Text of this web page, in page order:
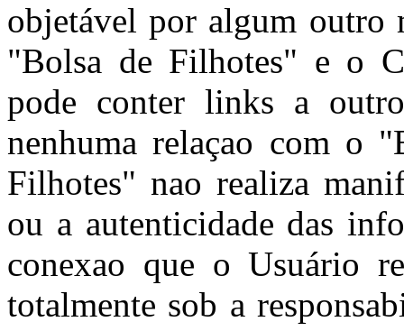
objetável por algum outro
"Bolsa de Filhotes" e o
pode conter links a
nenhuma relaçao com o
Filhotes" nao realiza
ou a autenticidade das
conexao que o Usuário
totalmente sob a